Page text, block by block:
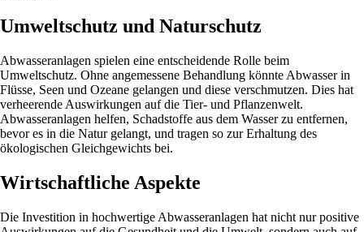
Umweltschutz und Naturschutz
Abwasseranlagen spielen eine entscheidende Rolle beim
Umweltschutz. Ohne angemessene Behandlung könnte Abwasser in
Flüsse, Seen und Ozeane gelangen und diese verschmutzen. Dies hat
verheerende Auswirkungen auf die Tier- und Pflanzenwelt.
Abwasseranlagen helfen, Schadstoffe aus dem Wasser zu entfernen,
bevor es in die Natur gelangt, und tragen so zur Erhaltung des
ökologischen Gleichgewichts bei.
Wirtschaftliche Aspekte
Die Investition in hochwertige Abwasseranlagen hat nicht nur positive